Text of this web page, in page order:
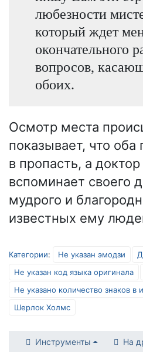
любезности
который ждет
окончательного
вопросов,
обоих.
Осмотр места
показывает, что оба
в пропасть, а доктор
вспоминает своего
мудрого и
известных ему
Категории: Не указан эмодзи
Не указан код языка оригинала
Не указано количество знаков в
Шерлок Холмс
Инструменты На